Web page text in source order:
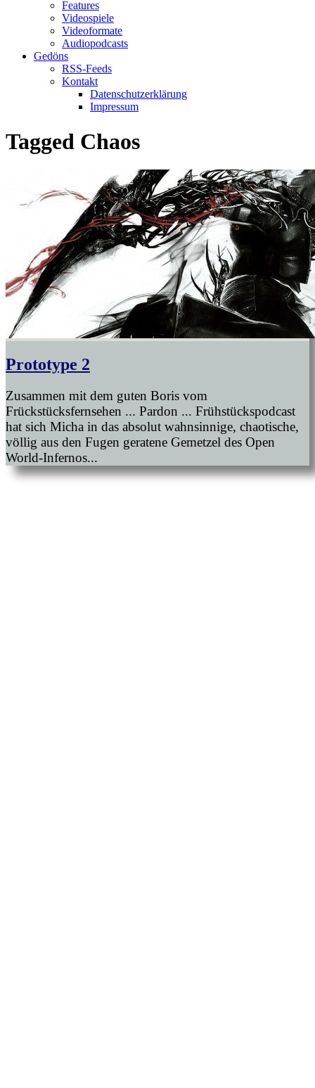
Features
Videospiele
Videoformate
Audiopodcasts
Gedöns
RSS-Feeds
Kontakt
Datenschutzerklärung
Impressum
Tagged Chaos
Prototype 2
Zusammen mit dem guten Boris vom
Frückstücksfernsehen ... Pardon ... Frühstückspodcast
hat sich Micha in das absolut wahnsinnige, chaotische,
völlig aus den Fugen geratene Gemetzel des Open
World-Infernos...